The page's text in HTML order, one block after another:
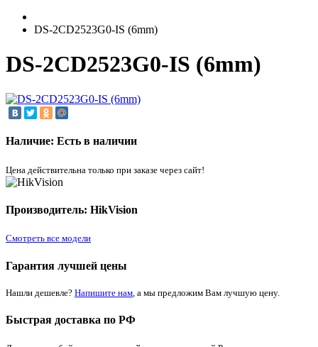
DS-2CD2523G0-IS (6mm)
DS-2CD2523G0-IS (6mm)
Наличие: Есть в наличии
Цена действительна только при заказе через сайт!
Производитель: HikVision
Смотреть все модели
Гарантия лучшей цены
Нашли дешевле? Напишите нам , а мы предложим Вам лучшую цену.
Быстрая доставка по РФ